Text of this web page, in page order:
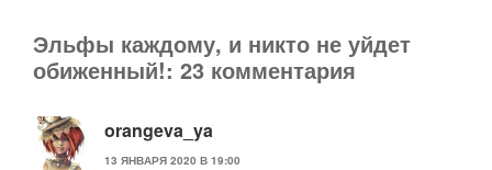
Эльфы каждому, и никто не уйдет
обиженный!: 23 комментария
orangeva_ya
13 ЯНВАРЯ 2020 В 19:00